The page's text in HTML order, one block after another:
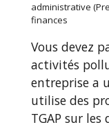
administrative
finances
Vous devez
activités
entreprise a
utilise des
TGAP sur